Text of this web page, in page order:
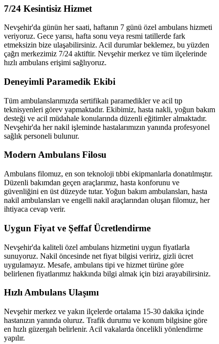
7/24 Kesintisiz Hizmet
Nevşehir'da günün her saati, haftanın 7 günü özel ambulans hizmeti
veriyoruz. Gece yarısı, hafta sonu veya resmi tatillerde fark
etmeksizin bize ulaşabilirsiniz. Acil durumlar beklemez, bu yüzden
çağrı merkezimiz 7/24 aktiftir. Nevşehir merkez ve tüm ilçelerinde
hızlı ambulans erişimi sağlıyoruz.
Deneyimli Paramedik Ekibi
Tüm ambulanslarımızda sertifikalı paramedikler ve acil tıp
teknisyenleri görev yapmaktadır. Ekibimiz, hasta nakli, yoğun bakım
desteği ve acil müdahale konularında düzenli eğitimler almaktadır.
Nevşehir'da her nakil işleminde hastalarımızın yanında profesyonel
sağlık personeli bulunur.
Modern Ambulans Filosu
Ambulans filomuz, en son teknoloji tıbbi ekipmanlarla donatılmıştır.
Düzenli bakımdan geçen araçlarımız, hasta konforunu ve
güvenliğini en üst düzeyde tutar. Yoğun bakım ambulansları, hasta
nakil ambulansları ve engelli nakil araçlarından oluşan filomuz, her
ihtiyaca cevap verir.
Uygun Fiyat ve Şeffaf Ücretlendirme
Nevşehir'da kaliteli özel ambulans hizmetini uygun fiyatlarla
sunuyoruz. Nakil öncesinde net fiyat bilgisi veririz, gizli ücret
uygulamayız. Mesafe, ambulans tipi ve hizmet türüne göre
belirlenen fiyatlarımız hakkında bilgi almak için bizi arayabilirsiniz.
Hızlı Ambulans Ulaşımı
Nevşehir merkez ve yakın ilçelerde ortalama 15-30 dakika içinde
hastanızın yanında oluruz. Trafik durumu ve konum bilgisine göre
en hızlı güzergah belirlenir. Acil vakalarda öncelikli yönlendirme
yapılır.